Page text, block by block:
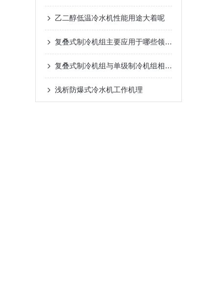
乙二醇低温冷水机性能用途大着呢
复叠式制冷机组主要应用于哪些领域？
复叠式制冷机组与单级制冷机组相比有哪些优势？
浅析​防爆式冷水机工作机理